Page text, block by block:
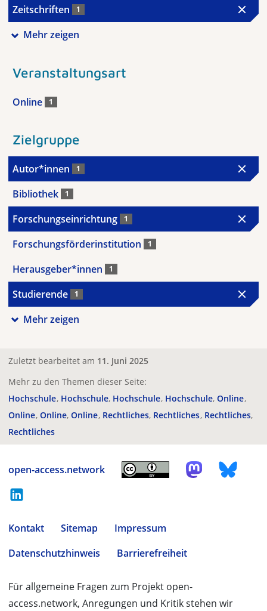
Zeitschriften 1
Mehr zeigen
Veranstaltungsart
Online 1
Zielgruppe
Autor*innen 1
Bibliothek 1
Forschungseinrichtung 1
Forschungsförderinstitution 1
Herausgeber*innen 1
Studierende 1
Mehr zeigen
Zuletzt bearbeitet am 11. Juni 2025
Mehr zu den Themen dieser Seite:
Hochschule Hochschule Hochschule Hochschule Online
Online Online Online Rechtliches Rechtliches Rechtliches
Rechtliches
open-access.network
Kontakt Sitemap
Impressum
Datenschutzhinweis
Barrierefreiheit
Für allgemeine Fragen zum Projekt open-
access.network, Anregungen und Kritik stehen wir